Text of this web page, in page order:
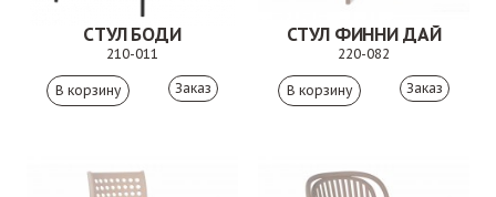
СТУЛ БОДИ
210-011
Заказ
СТУЛ ФИННИ ДАЙ
220-082
Заказ